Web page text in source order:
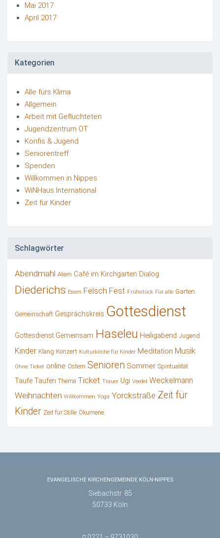
Mai 2017
April 2017
Kategorien
Alle fürs Klima
Allgemein
Arbeit mit Geflüchteten
Jugendzentrum OT
Konfis & Jugend
Seniorentreff
Spenden
Willkommen in Nippes
WiNHaus International
Zeit für Kinder
Schlagwörter
Abendmahl Atem Café im Kirchgarten Dialog
Diederichs Essen Felsch Fest Frühstück Für alle Garten
Gemeinschaft Gesprächskreis Gottesdienst
Gottesdienst Gemeinsam Haseleu Heiligabend Jugend
Kinder Klang Konzert Kulturkirche für Kinder Meditation Musik
Ohne Ticket online Ostern Senioren Sommer Spiritualität
Taufe Taufen Thema Ticket Trauer Ugi Veedel Weckelmann
Weihnachten Willkommen Yoga Yorckstraße Zeit für
Kinder Zeit für Stille Ökumene
EVANGELISCHE KIRCHENGEMEINDE KÖLN-NIPPES
Siebachstr. 85
50733 Köln